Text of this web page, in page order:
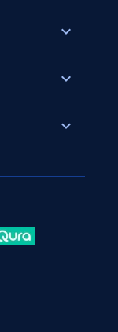
expand_more
expand_more
expand_more